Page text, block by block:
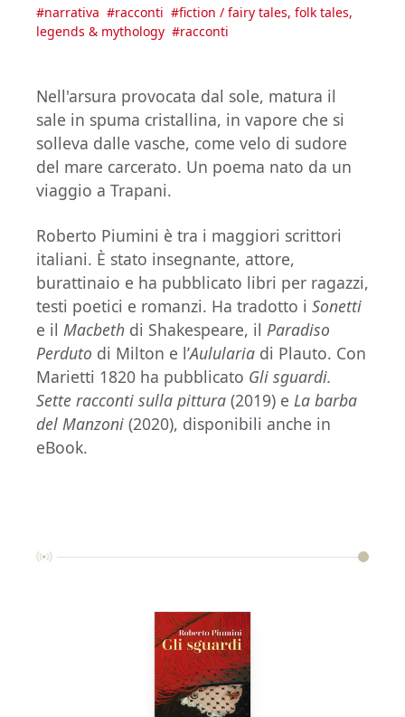
#narrativa #racconti #fiction / fairy tales, folk tales,
legends & mythology #racconti
Nell'arsura provocata dal sole, matura il
sale in spuma cristallina, in vapore che si
solleva dalle vasche, come velo di sudore
del mare carcerato. Un poema nato da un
viaggio a Trapani.
Roberto Piumini è tra i maggiori scrittori
italiani. È stato insegnante, attore,
burattinaio e ha pubblicato libri per ragazzi,
testi poetici e romanzi. Ha tradotto i Sonetti
e il Macbeth di Shakespeare, il Paradiso
Perduto di Milton e l’Aulularia di Plauto. Con
Marietti 1820 ha pubblicato Gli sguardi.
Sette racconti sulla pittura (2019) e La barba
del Manzoni (2020), disponibili anche in
eBook.